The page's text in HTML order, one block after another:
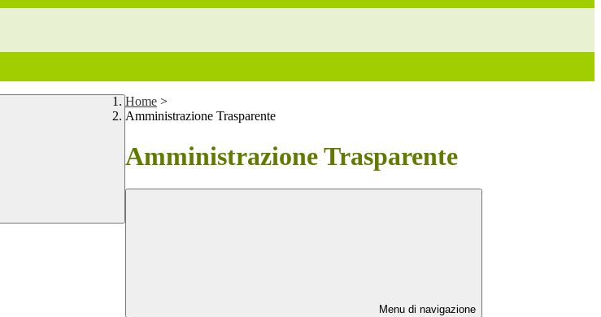
Home >
Amministrazione Trasparente
Amministrazione Trasparente
Menu di navigazione